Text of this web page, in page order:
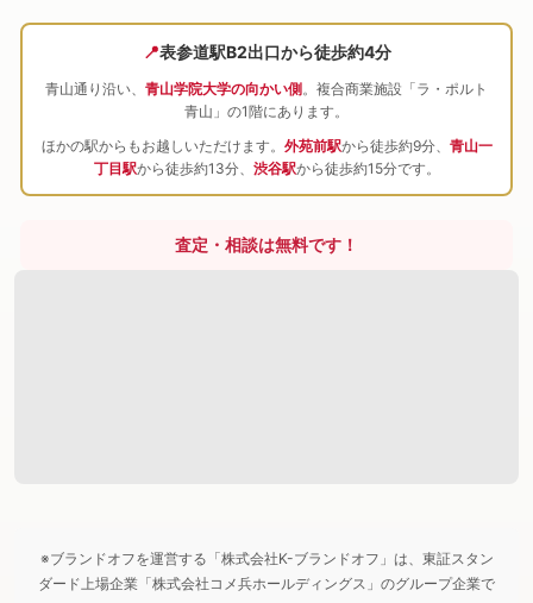
📍表参道駅B2出口から徒歩約4分
青山通り沿い、 青山学院大学の向かい側。複合商業施設「ラ・ポルト
青山」の1階にあります。
ほかの駅からもお越しいただけます。 外苑前駅から徒歩約9分、 青山一
丁目駅から徒歩約13分、 渋谷駅から徒歩約15分です。
査定・相談は無料です！
※ブランドオフを運営する「株式会社K-ブランドオフ」は、東証スタン
ダード上場企業「株式会社コメ兵ホールディングス」のグループ企業で